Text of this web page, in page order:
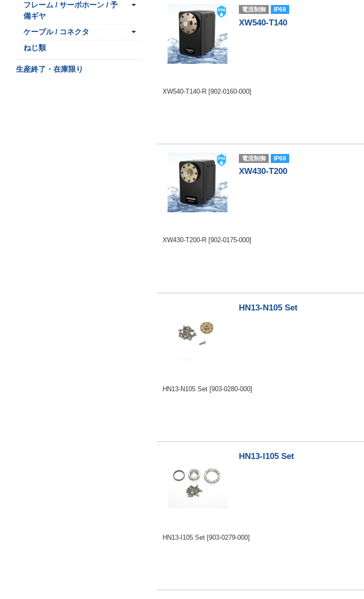
電流制御 IP68
XW540-T140
XW540-T140-R [902-0160-000]
電流制御 IP68
XW430-T200
XW430-T200-R [902-0175-000]
HN13-N105 Set
HN13-N105 Set [903-0280-000]
HN13-I105 Set
HN13-I105 Set [903-0279-000]
フレーム / サーボホーン / 予
備ギヤ
ケーブル / コネクタ
ねじ類
生産終了・在庫限り